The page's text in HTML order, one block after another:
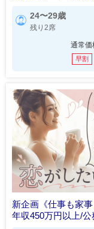
24〜29歳
残り2席
通常価
早割
新企画《仕事も家
年収450万円以上/